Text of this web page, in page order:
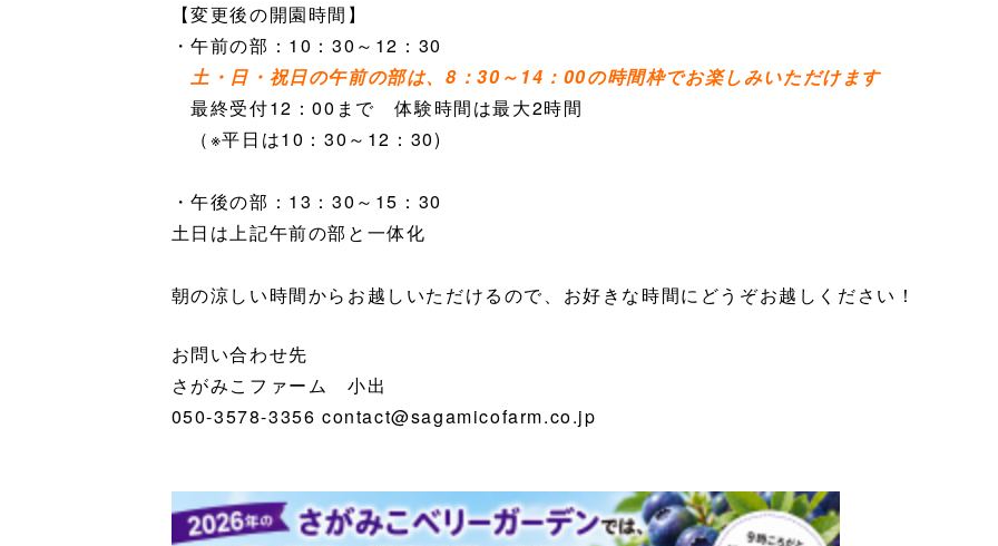
【変更後の開園時間】
・午前の部：10：30～12：30
土・日・祝日の午前の部は、8：30～14：00の時間枠でお楽しみいただけます
最終受付12：00まで 体験時間は最大2時間
（※平日は10：30～12：30)
・午後の部：13：30～15：30
土日は上記午前の部と一体化
朝の涼しい時間からお越しいただけるので、お好きな時間にどうぞお越しください！
お問い合わせ先
さがみこファーム 小出
050-3578-3356 contact@sagamicofarm.co.jp